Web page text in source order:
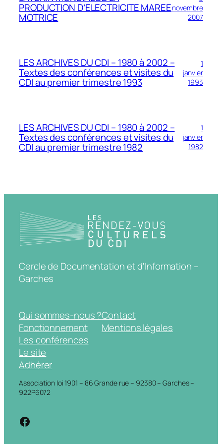
PRODUCTION D’ELECTRICITE MAREE
MOTRICE
novembre
2007
LES ARCHIVES DU CDI – 1980 à 2002 –
Textes des conférences et visites du
CDI au premier trimestre 1993
1
janvier
1993
LES ARCHIVES DU CDI – 1980 à 2002 –
Textes des conférences et visites du
CDI au premier trimestre 1982
1
janvier
1982
Cercle de Documentation et d'Information –
Garches
Qui sommes-nous ?
Fonctionnement
Les conférences
Le site
Adhérer
Contact
Mentions légales
Association loi 1901 – 86 Grande rue – 92380 – Garches –
922P6072
https://www.facebook.com/